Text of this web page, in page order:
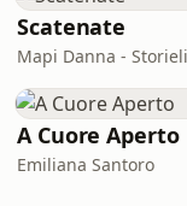
lavoro,
della
Scatenate
Mapi Danna -
A Cuore Aperto
Emiliana Santoro